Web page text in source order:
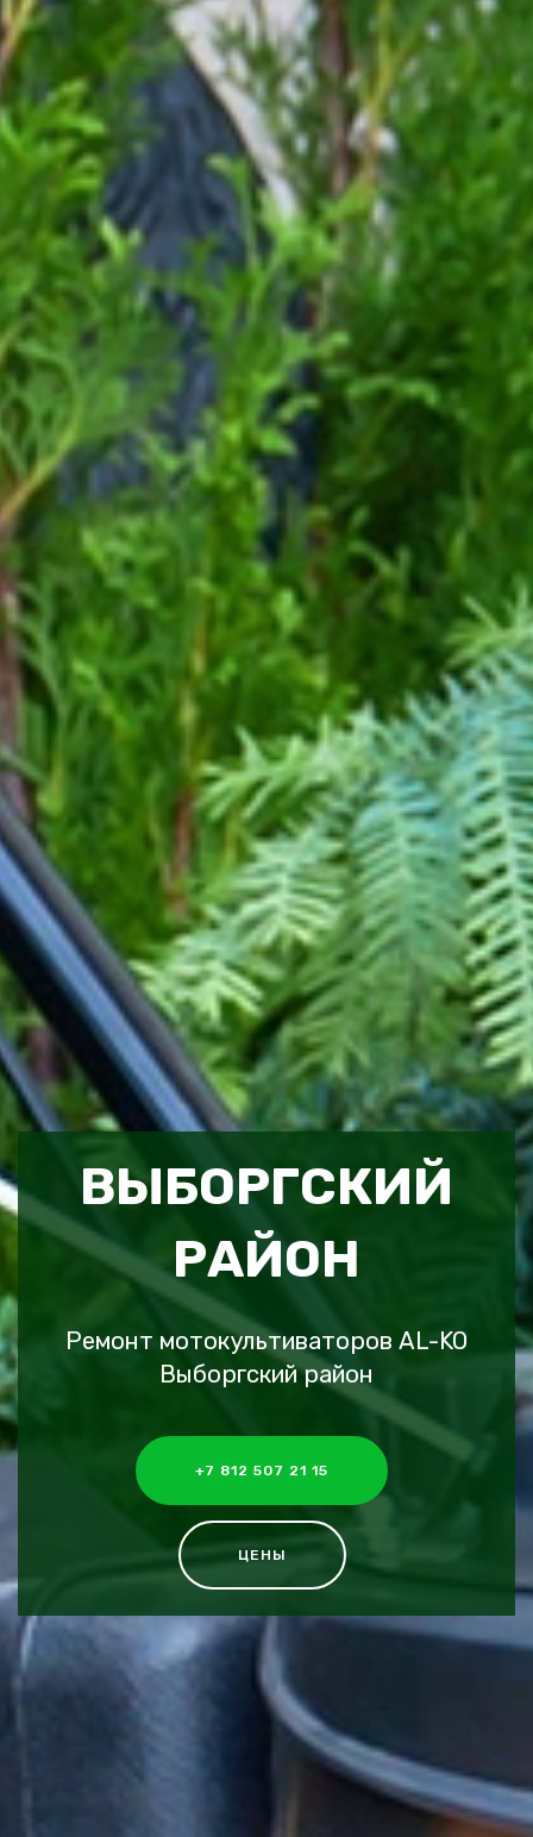
ВЫБОРГСКИЙ
РАЙОН
Ремонт мотокультиваторов AL-KO
Выборгский район
+7 812 507 21 15
ЦЕНЫ